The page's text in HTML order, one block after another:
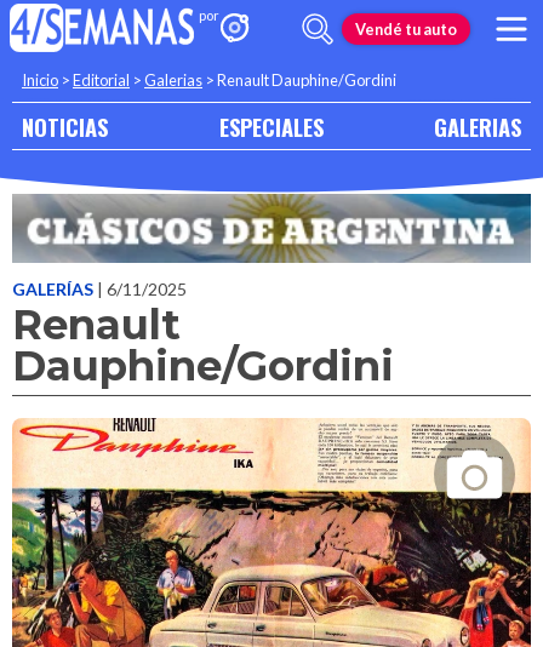
Vendé tu auto
Inicio >Editorial >Galerias >Renault Dauphine/Gordini
NOTICIAS ESPECIALES GALERIAS
GALERÍAS | 6/11/2025
Renault
Dauphine/Gordini